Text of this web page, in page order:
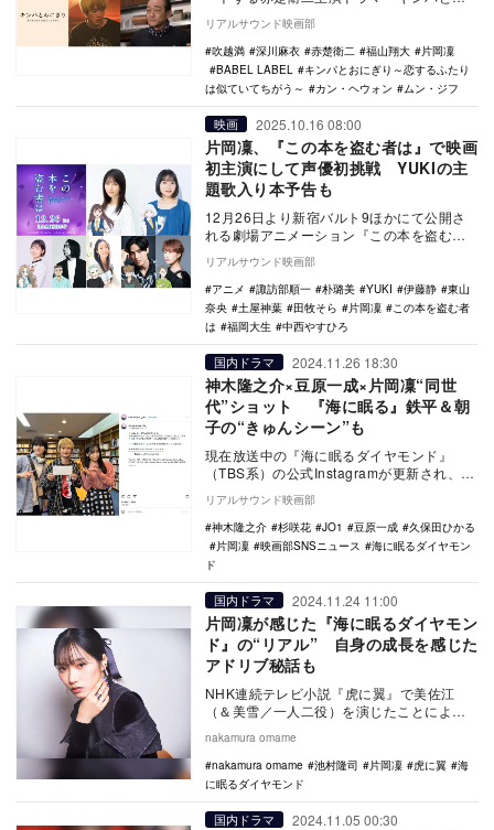
にぎり～恋するふたりは似ていてちがう
～』の追加…
リアルサウンド映画部
吹越満
深川麻衣 赤楚衛二 福山翔大
片岡凜
BABEL LABEL
キンパとおにぎり～恋するふたり
は似ていてちがう～
カン・ヘウォン ムン・ジフ
映画 2025.10.16 08:00
片岡凜、『この本を盗む者は』で映画
初主演にして声優初挑戦 YUKIの主
題歌入り本予告も
12月26日より新宿バルト9ほかにて公開さ
れる劇場アニメーション『この本を盗む者
は』の主演を片岡凜が務めることが決定。
あわせてメ…
リアルサウンド映画部
アニメ
諏訪部順一 朴璐美 YUKI 伊藤静
東山
奈央
土屋神葉 田牧そら 片岡凜
この本を盗む者
は
福岡大生 中西やすひろ
国内ドラマ 2024.11.26 18:30
神木隆之介×豆原一成×片岡凜“同世
代”ショット 『海に眠る』鉄平＆朝
子の“きゅんシーン”も
現在放送中の『海に眠るダイヤモンド』
（TBS系）の公式Instagramが更新され、玲
央（神木隆之介）と星也（豆原一成）、千
景（…
リアルサウンド映画部
神木隆之介
杉咲花 JO1 豆原一成
久保田ひかる
片岡凜
映画部SNSニュース
海に眠るダイヤモン
ド
国内ドラマ 2024.11.24 11:00
片岡凜が感じた『海に眠るダイヤモン
ド』の“リアル” 自身の成長を感じた
アドリブ秘話も
NHK連続テレビ小説『虎に翼』で美佐江
（＆美雪／一人二役）を演じたことによ
びた片岡凜。朝ド…
nakamura omame
nakamura omame
池村隆司 片岡凜 虎に翼
海
に眠るダイヤモンド
国内ドラマ 2024.11.05 00:30